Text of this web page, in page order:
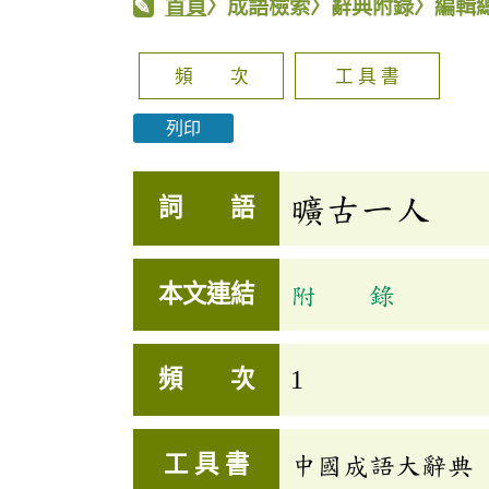
首頁〉成語檢索〉辭典附錄〉編輯
頻 次 工 具 書
列印
詞 語 曠古一人
本文連結 附 錄
頻 次 1
工 具 書 中國成語大辭典